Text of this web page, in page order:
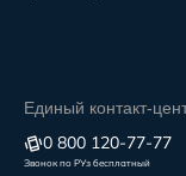
Единый контакт-
0 800 120-77-77
Звонок по РУз бесплатный